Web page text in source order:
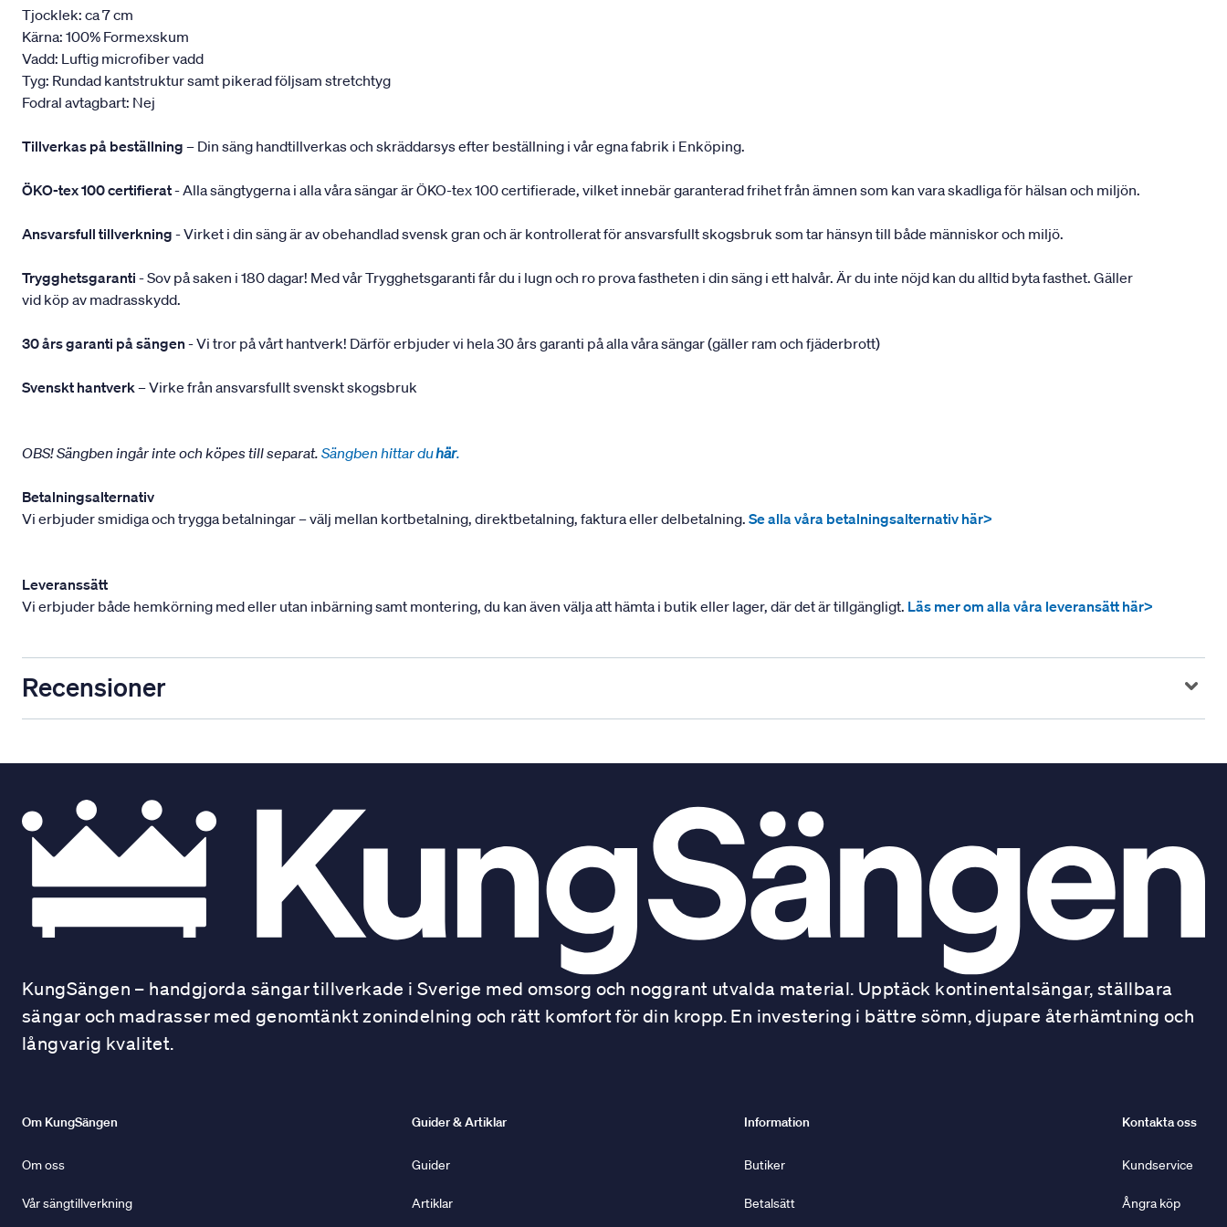
Tjocklek: ca 7 cm
Kärna: 100% Formexskum
Vadd: Luftig microfiber vadd
Tyg: Rundad kantstruktur samt pikerad följsam stretchtyg
Fodral avtagbart: Nej
Tillverkas på beställning – Din säng handtillverkas och skräddarsys efter beställning i vår egna fabrik i Enköping.
ÖKO-tex 100 certifierat- Alla sängtygerna i alla våra sängar är ÖKO-tex 100 certifierade, vilket innebär garanterad frihet från ämnen som kan vara skadliga för hälsan och miljön.
Ansvarsfull tillverkning - Virket i din säng är av obehandlad svensk gran och är kontrollerat för ansvarsfullt skogsbruk som tar hänsyn till både människor och miljö.
Trygghetsgaranti - Sov på saken i 180 dagar! Med vår Trygghetsgaranti får du i lugn och ro prova fastheten i din säng i ett halvår. Är du inte nöjd kan du alltid byta fasthet. Gäller
vid köp av madrasskydd.
30 års garanti på sängen - Vi tror på vårt hantverk! Därför erbjuder vi hela 30 års garanti på alla våra sängar (gäller ram och fjäderbrott)
Svenskt hantverk– Virke från ansvarsfullt svenskt skogsbruk
OBS! Sängben ingår inte och köpes till separat. Sängben hittar duhär.
Betalningsalternativ
Vi erbjuder smidiga och trygga betalningar – välj mellan kortbetalning, direktbetalning, faktura eller delbetalning. Se alla våra betalningsalternativ här>
Leveranssätt
Vi erbjuder både hemkörning med eller utan inbärning samt montering, du kan även välja att hämta i butik eller lager, där det är tillgängligt. Läs mer om alla våra leveransätt här>
Recensioner
KungSängen – handgjorda sängar tillverkade i Sverige med omsorg och noggrant utvalda material. Upptäck kontinentalsängar, ställbara
sängar och madrasser med genomtänkt zonindelning och rätt komfort för din kropp. En investering i bättre sömn, djupare återhämtning och
långvarig kvalitet.
Om KungSängen
Om oss
Vår sängtillverkning
Guider & Artiklar
Guider
Artiklar
Information
Butiker
Betalsätt
Kontakta oss
Kundservice
Ångra köp